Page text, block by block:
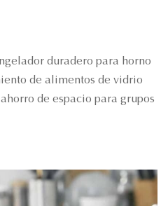
duradero para horno
de alimentos de vidrio
de espacio para grupos